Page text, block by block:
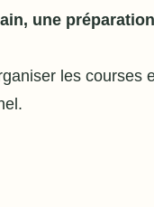
une
les courses